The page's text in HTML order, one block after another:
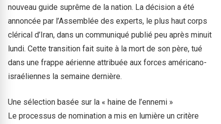
nouveau guide suprême de la nation. La décision a été
annoncée par l’Assemblée des experts, le plus haut corps
clérical d’Iran, dans un communiqué publié peu après minuit
lundi. Cette transition fait suite à la mort de son père, tué
dans une frappe aérienne attribuée aux forces américano-
israéliennes la semaine dernière.
Une sélection basée sur la « haine de l’ennemi »
Le processus de nomination a mis en lumière un critère